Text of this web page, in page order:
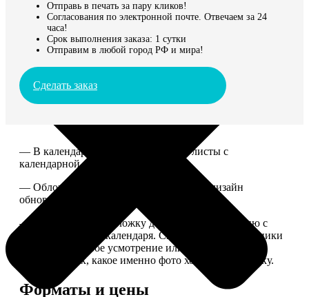
Отправь в печать за пару кликов!
Согласования по электронной почте. Отвечаем за 24
часа!
Срок выполнения заказа: 1 сутки
Отправим в любой город РФ и мира!
Сделать заказ
— В календаре 13 листов: обложка+листы с
календарной сеткой.
— Обложка для календаря стандартная, дизайн
обновляем каждый год.
— В кружочек на обложку добавляем фотографию с
одной из страниц календаря. Снимок наши сотрудники
выбирают на свое усмотрение или пишите в
комментариях, какое именно фото хотите на обложку.
Форматы и цены